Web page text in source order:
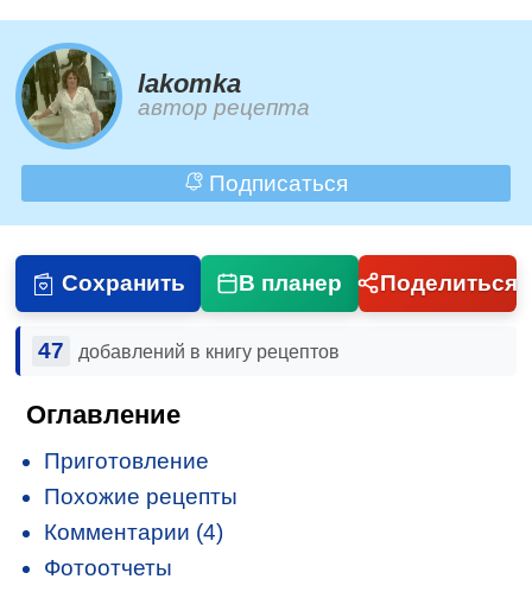
lakomka
автор рецепта
Подписаться
Сохранить В планер Поделиться
47 добавлений в книгу рецептов
Оглавление
Приготовление
Похожие рецепты
Комментарии (4)
Фотоотчеты